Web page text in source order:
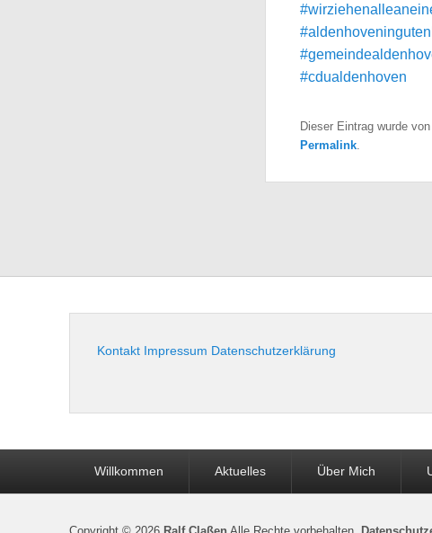
#cdualdenhoven
Dieser Eintrag wurde von
Permalink.
Kontakt Impressum Datenschutzerklärung
Willkommen Aktuelles Über Mich